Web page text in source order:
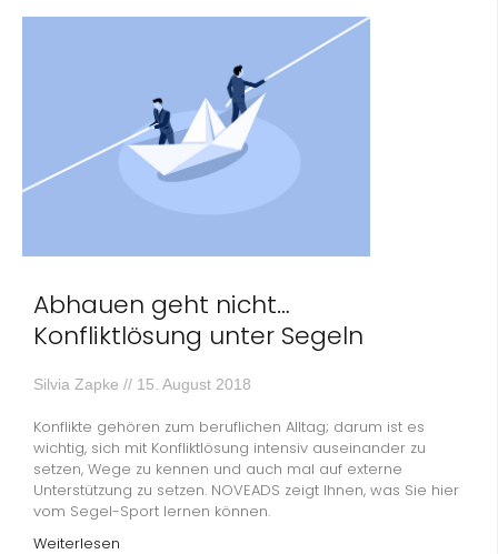
Abhauen geht nicht…
Konfliktlösung unter Segeln
Silvia Zapke 15. August 2018
Konflikte gehören zum beruflichen Alltag; darum ist es
wichtig, sich mit Konfliktlösung intensiv auseinander zu
setzen, Wege zu kennen und auch mal auf externe
Unterstützung zu setzen. NOVEADS zeigt Ihnen, was Sie hier
vom Segel-Sport lernen können.
Weiterlesen